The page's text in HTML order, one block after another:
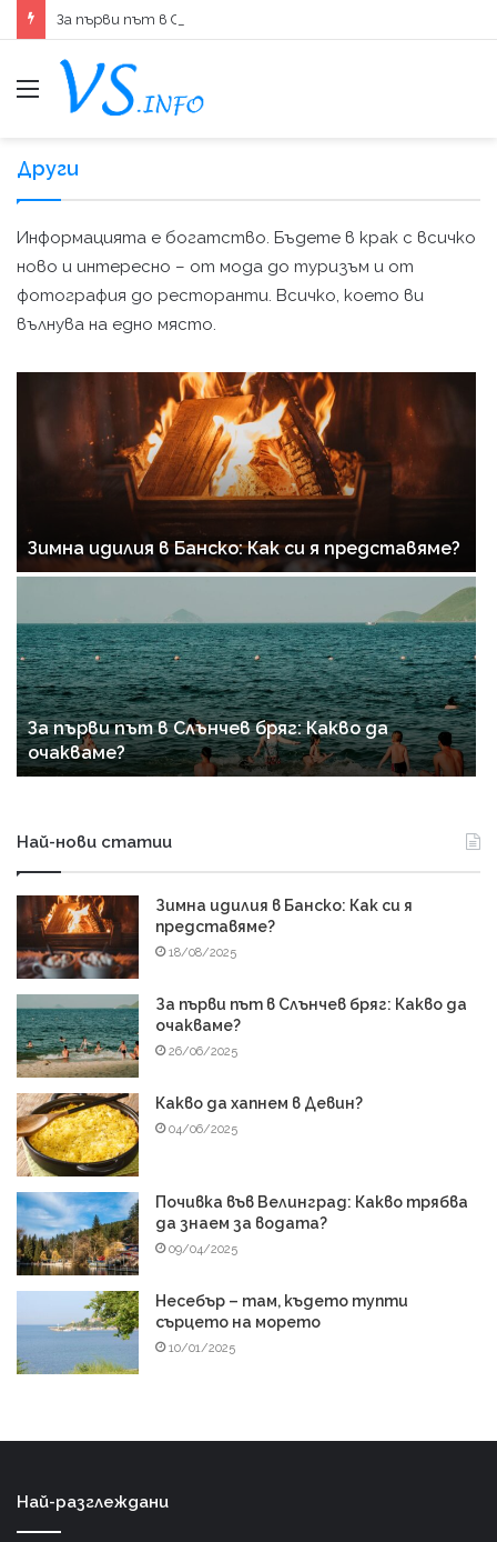
За първи път в Слънчев бряг: Какво да очакваме?
меню
Други
Информацията е богатство. Бъдете в крак с всичко
ново и интересно – от мода до туризъм и от
фотография до ресторанти. Всичко, което ви
вълнува на едно място.
Зимна идилия в Банско: Как си я представяме?
За първи път в Слънчев бряг: Какво да
очакваме?
Най-нови статии
Зимна идилия в Банско: Как си я
представяме?
18/08/2025
За първи път в Слънчев бряг: Какво да
очакваме?
26/06/2025
Какво да хапнем в Девин?
04/06/2025
Почивка във Велинград: Какво трябва
да знаем за водата?
09/04/2025
Несебър – там, където тупти
сърцето на морето
10/01/2025
Най-разглеждани